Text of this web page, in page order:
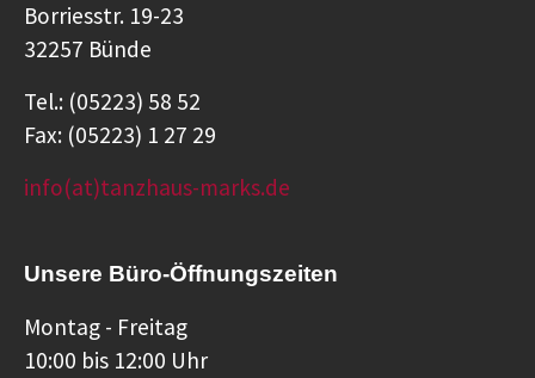
Borriesstr. 19-23
32257 Bünde
Tel.: (05223) 58 52
Fax: (05223) 1 27 29
info(at)tanzhaus-marks.de
Unsere Büro-Öffnungszeiten
Montag - Freitag
10:00 bis 12:00 Uhr